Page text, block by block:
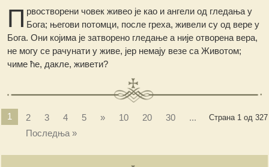
П рвостворени човек живео је као и ангели од гледања у
Бога; његови потомци, после греха, живели су од вере у
Бога. Они којима је затворено гледање а није отворена вера,
не могу се рачунати у живе, јер немају везе са Животом;
чиме ће, дакле, живети?
Страна 1 од 327
1 2 3 4 5 » 10 20 30
...
Последња »